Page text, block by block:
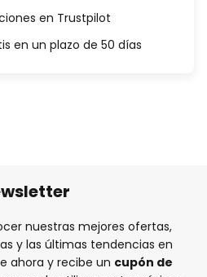
en Trustpilot
en un plazo de 50 días
nuestras mejores ofertas,
y las últimas tendencias en
ahora y recibe un cupón de